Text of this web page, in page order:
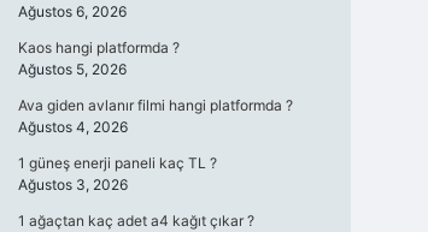
Ağustos 6, 2026
Kaos hangi platformda ?
Ağustos 5, 2026
Ava giden avlanır filmi hangi platformda ?
Ağustos 4, 2026
1 güneş enerji paneli kaç TL ?
Ağustos 3, 2026
1 ağaçtan kaç adet a4 kağıt çıkar ?